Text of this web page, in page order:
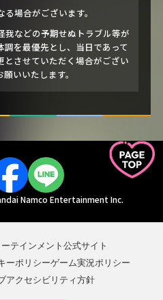
場合がございます。
などの予期せぬトラブル等が
を最優先とし、当日であって
とさせていただく場合がござい
いいたします。
Namco Entertainment Inc.
テインメント公式サイト
ーポリシーゲーム実況ポリシー
アクセシビリティ方針